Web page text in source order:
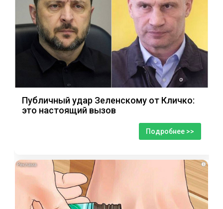
Публичный удар Зеленскому от Кличко:
это настоящий вызов
Подробнее >>
i